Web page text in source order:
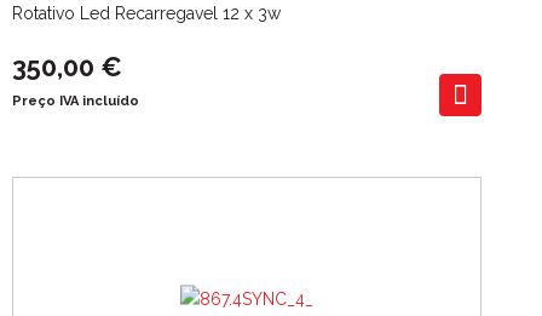
Rotativo Led Recarregavel 12 x 3w
350,00 €
Preço IVA incluído